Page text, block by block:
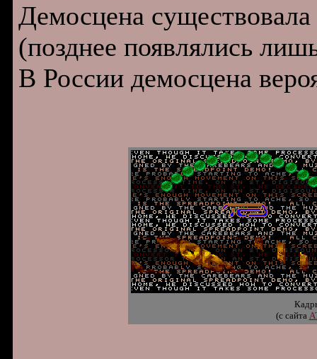
Демосцена
(позднее появлялись
В России демосцена
(с сайта